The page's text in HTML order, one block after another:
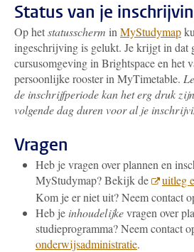
Status van je
Op hetstatusscherm in MyStudymap
ingeschrijving is gelukt. Je krijgt in dat
cursusomgeving in Brightspace en het
persoonlijke rooster in MyTimetable.
de inschrijfperiode kan het erg druk
volgende dag duren voor al je
Vragen
Heb je vragen over plannen en
MyStudymap? Bekijk de
uitleg
Kom je er niet uit? Neem contact
Heb je inhoudelijkevragen over
studieprogramma? Neem contact
onderwijsadministratie.